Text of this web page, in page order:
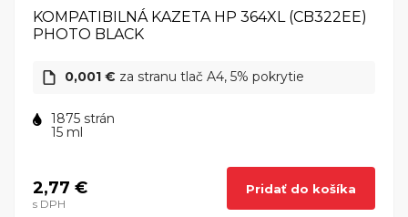
KOMPATIBILNÁ KAZETA HP 364XL (CB322EE)
PHOTO BLACK
0,001 € za stranu tlač A4, 5% pokrytie
1875 strán
15 ml
2,77 €
s DPH
Pridať do košíka